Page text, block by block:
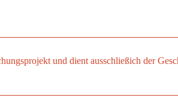
und dient ausschließich der